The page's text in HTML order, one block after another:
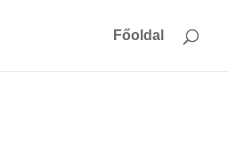
Főoldal